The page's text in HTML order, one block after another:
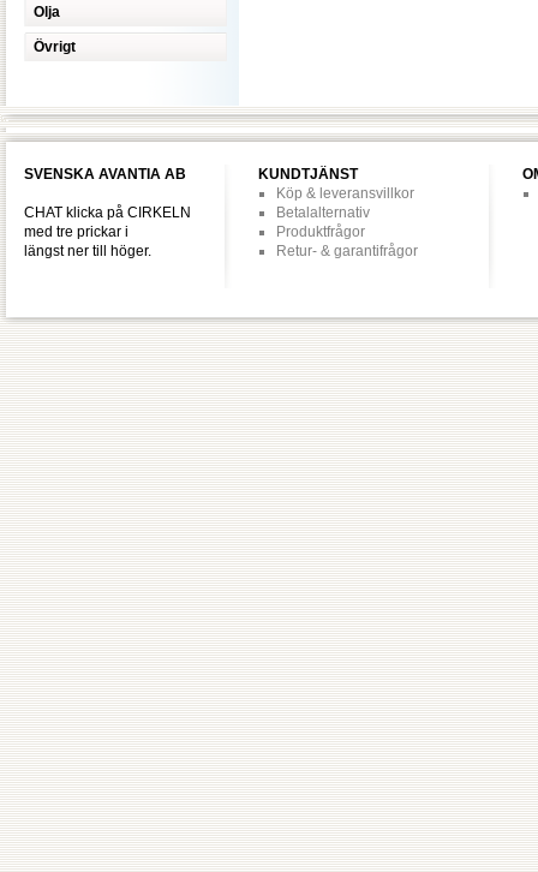
Olja
Övrigt
SVENSKA AVANTIA AB
CHAT klicka på CIRKELN
med tre prickar i
längst ner till höger.
KUNDTJÄNST
Köp & leveransvillkor
Betalalternativ
Produktfrågor
Retur- & garantifrågor